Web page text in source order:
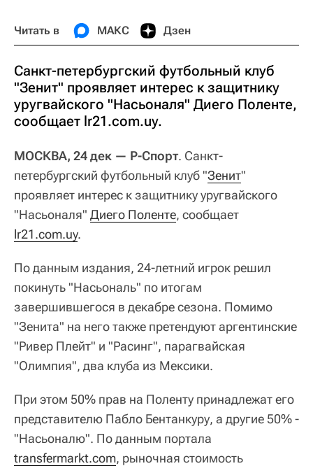
Читать в МАКС Дзен
Санкт-петербургский футбольный клуб
"Зенит" проявляет интерес к защитнику
уругвайского "Насьоналя" Диего Поленте,
сообщает lr21.com.uy.
МОСКВА, 24 дек — Р-Спорт. Санкт-
петербургский футбольный клуб "Зенит"
проявляет интерес к защитнику уругвайского
"Насьоналя" Диего Поленте, сообщает
lr21.com.uy.
По данным издания, 24-летний игрок решил
покинуть "Насьональ" по итогам
завершившегося в декабре сезона. Помимо
"Зенита" на него также претендуют аргентинские
"Ривер Плейт" и "Расинг", парагвайская
"Олимпия", два клуба из Мексики.
При этом 50% прав на Поленту принадлежат его
представителю Пабло Бентанкуру, а другие 50% -
"Насьоналю". По данным портала
transfermarkt.com, рыночная стоимость